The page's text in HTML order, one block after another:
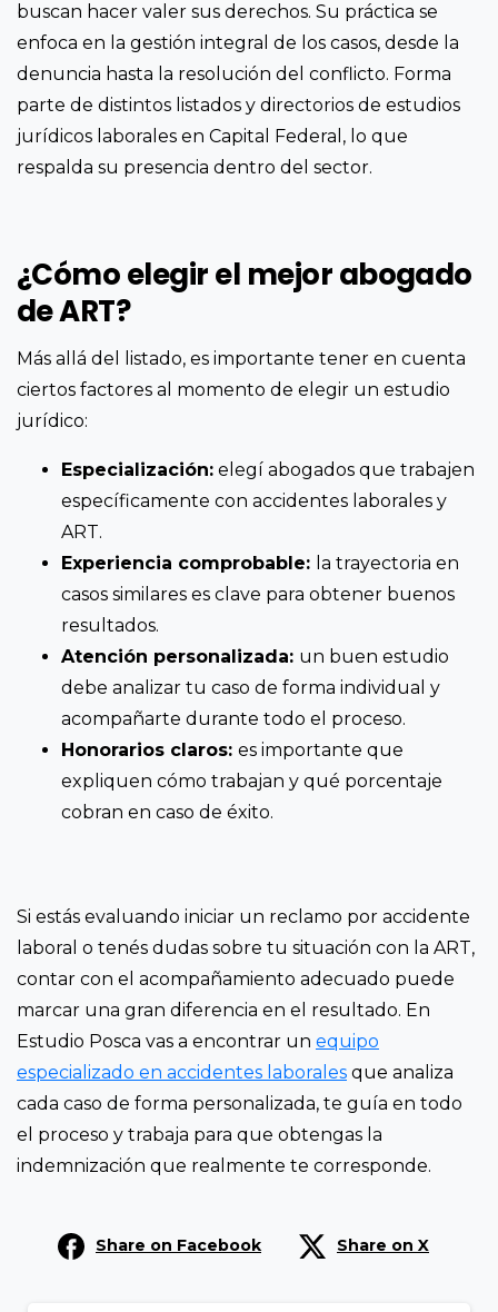
buscan hacer valer sus derechos. Su práctica se
enfoca en la gestión integral de los casos, desde la
denuncia hasta la resolución del conflicto. Forma
parte de distintos listados y directorios de estudios
jurídicos laborales en Capital Federal, lo que
respalda su presencia dentro del sector.
¿Cómo elegir el mejor abogado
de ART?
Más allá del listado, es importante tener en cuenta
ciertos factores al momento de elegir un estudio
jurídico:
Especialización: elegí abogados que trabajen
específicamente con accidentes laborales y
ART.
Experiencia comprobable: la trayectoria en
casos similares es clave para obtener buenos
resultados.
Atención personalizada: un buen estudio
debe analizar tu caso de forma individual y
acompañarte durante todo el proceso.
Honorarios claros: es importante que
expliquen cómo trabajan y qué porcentaje
cobran en caso de éxito.
Si estás evaluando iniciar un reclamo por accidente
laboral o tenés dudas sobre tu situación con la ART,
contar con el acompañamiento adecuado puede
marcar una gran diferencia en el resultado. En
Estudio Posca vas a encontrar un equipo
especializado en accidentes laborales que analiza
cada caso de forma personalizada, te guía en todo
el proceso y trabaja para que obtengas la
indemnización que realmente te corresponde.
Share on Facebook Share on X